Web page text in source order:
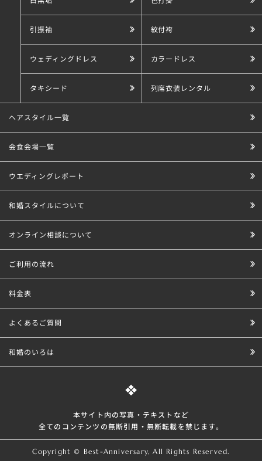
引振袖 紋付袴
ウェディングドレス カラードレス
タキシード 列席衣装レンタル
ヘアスタイル一覧
会食会場一覧
ウエディングレポート
和婚スタイルについて
オンライン相談について
ご利用の流れ
料金表
よくあるご質問
和婚のいろは
本サイト内の写真・テキストなど
全てのコンテンツの無断引⽤・無断転載を禁じます。
Copyright © Best-Anniversary, All Rights Reserved.